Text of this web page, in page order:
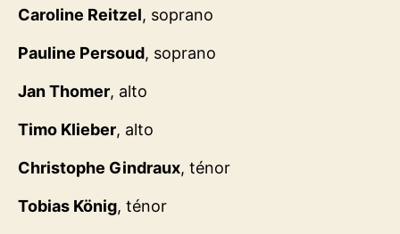
Caroline Reitzel, soprano
Pauline Persoud, soprano
Jan Thomer, alto
Timo Klieber, alto
Christophe Gindraux, ténor
Tobias König, ténor